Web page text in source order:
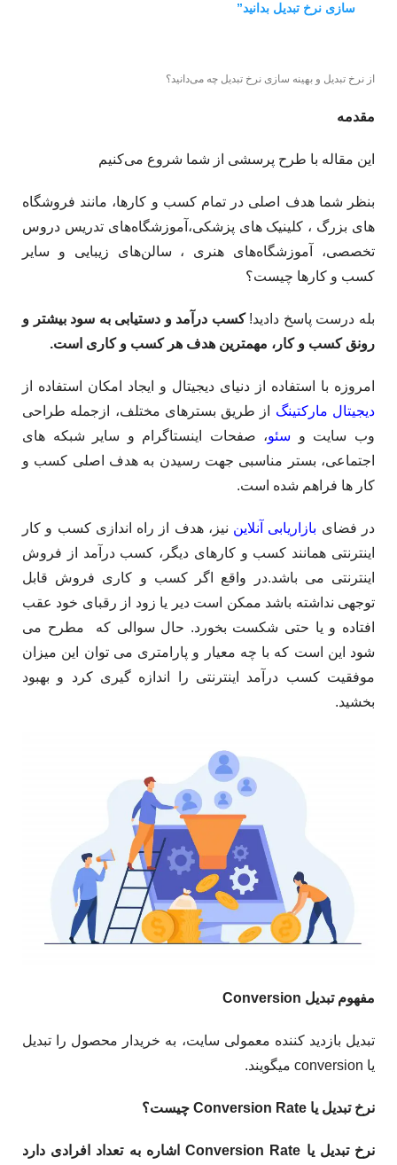
سازی نرخ تبدیل بدانید”
از نرخ تبدیل و بهینه سازی نرخ تبدیل چه می‌دانید؟
مقدمه
این مقاله با طرح پرسشی از شما شروع می‌کنیم
بنظر شما هدف اصلی در تمام کسب و کارها، مانند فروشگاه­‌
های بزرگ ، کلینیک های پزشکی،آموزشگاه‌­های تدریس دروس
تخصصی، آموزشگاه‌های هنری ، سالن‌­های زیبایی و سایر
کسب و کارها چیست؟
بله درست پاسخ دادید!کسب درآمد و دستیابی به سود بیشتر و
رونق کسب و کار، مهمترین هدف هر کسب و کاری است.
امروزه با استفاده از دنیای دیجیتال و ایجاد امکان استفاده از
دیجیتال مارکتینگ از طریق بسترهای مختلف، ازجمله طراحی
وب سایت و سئو، صفحات اینستاگرام و سایر شبکه های
اجتماعی، بستر مناسبی جهت رسیدن به هدف اصلی کسب و
کار ها فراهم شده است.
در فضای بازاریابی آنلاین نیز، هدف از راه اندازی کسب و کار
اینترنتی همانند کسب و کارهای دیگر، کسب درآمد از فروش
اینترنتی می باشد.در واقع اگر کسب و کاری فروش قابل
توجهی نداشته باشد ممکن است دیر یا زود از رقبای خود عقب
افتاده و یا حتی شکست بخورد. حال سوالی که مطرح می
شود این است که با چه معیار و پارامتری می توان این میزان
موفقیت کسب درآمد اینترنتی را اندازه گیری کرد و بهبود
بخشید.
مفهوم تبدیل Conversion
تبدیل بازدید کننده معمولی سایت، به خریدار محصول را تبدیل
یا conversion میگویند.
نرخ تبدیل یا Conversion Rate چیست؟
نرخ تبدیل یا Conversion Rate اشاره به تعداد افرادی دارد